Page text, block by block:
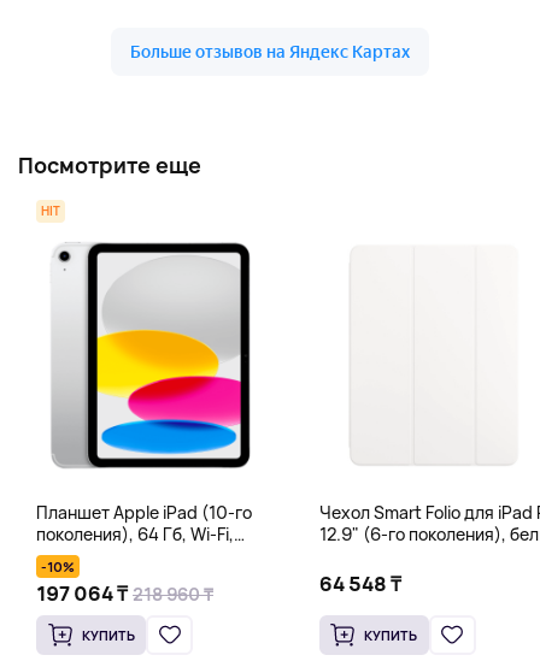
Посмотрите еще
HIT
Планшет Apple iPad (10-го
поколения), 64 Гб, Wi-Fi,
серебряный
-10%
197 064 ₸ 218 960 ₸
КУПИТЬ
Чехол Smart Folio для iPad
12.9" (6-го поколения),
64 548 ₸
КУПИТЬ